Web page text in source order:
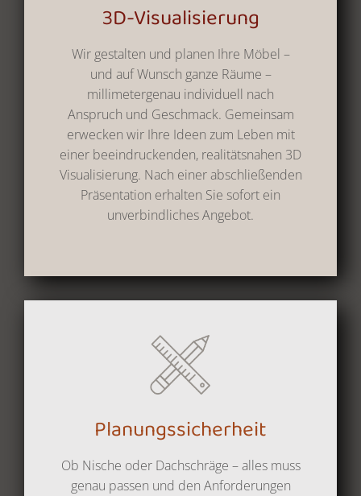
3D-Visualisierung
Wir gestalten und planen Ihre Möbel –
und auf Wunsch ganze Räume –
millimetergenau individuell nach
Anspruch und Geschmack. Gemeinsam
erwecken wir Ihre Ideen zum Leben mit
einer beeindruckenden, realitätsnahen 3D
Visualisierung. Nach einer abschließenden
Präsentation erhalten Sie sofort ein
unverbindliches Angebot.
Planungs­sicherheit
Ob Nische oder Dachschräge – alles muss
genau passen und den Anforderungen